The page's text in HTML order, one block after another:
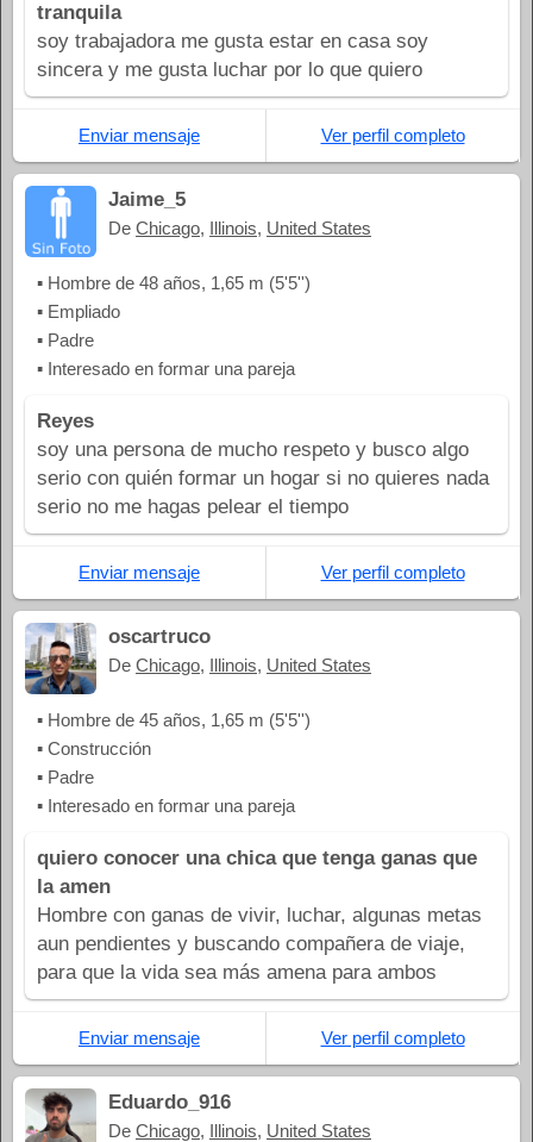
tranquila
soy trabajadora me gusta estar en casa soy
sincera y me gusta luchar por lo que quiero
Enviar mensaje Ver perfil completo
Jaime_5
De Chicago, Illinois, United States
▪ Hombre de 48 años, 1,65 m (5'5'')
▪ Empliado
▪ Padre
▪ Interesado en formar una pareja
Reyes
soy una persona de mucho respeto y busco algo
serio con quién formar un hogar si no quieres nada
serio no me hagas pelear el tiempo
Enviar mensaje Ver perfil completo
oscartruco
De Chicago, Illinois, United States
▪ Hombre de 45 años, 1,65 m (5'5'')
▪ Construcción
▪ Padre
▪ Interesado en formar una pareja
quiero conocer una chica que tenga ganas que
la amen
Hombre con ganas de vivir, luchar, algunas metas
aun pendientes y buscando compañera de viaje,
para que la vida sea más amena para ambos
Enviar mensaje Ver perfil completo
Eduardo_916
De Chicago, Illinois, United States